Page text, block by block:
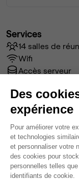
Services
14 salles de
Wifi
Accès serveur
Fibre
Coin cafet'
Ménage
Tables / chaises
Écran TV
Voir plus
Des
expérience
Plateforme
Pour améliorer votre
et technologies
et personnaliser votre
des cookies pour
personnelles telles
identifiants de cookie.